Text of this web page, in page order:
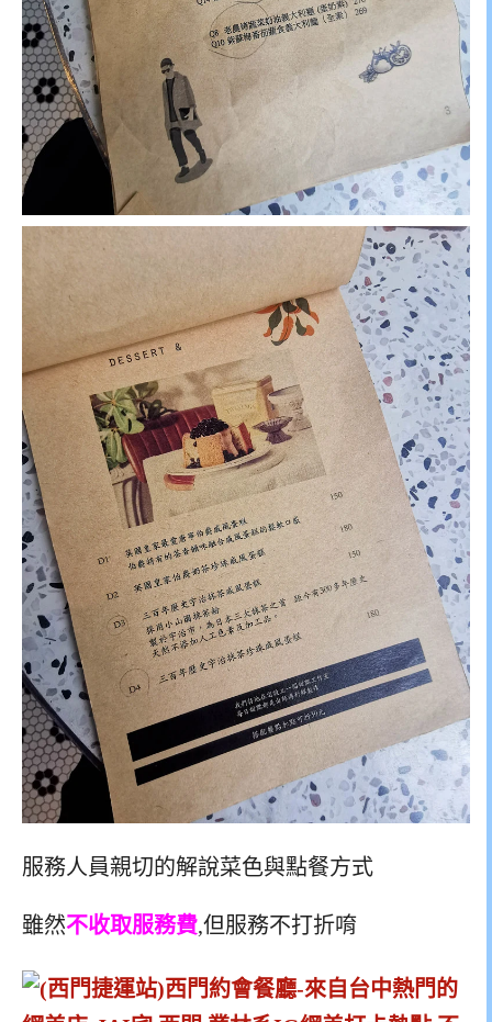
服務人員親切的解說菜色與點餐方式
雖然不收取服務費,但服務不打折唷